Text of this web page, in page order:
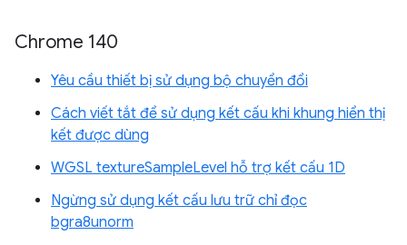
Chrome 140
Yêu cầu thiết bị sử dụng bộ chuyển đổi
Cách viết tắt để sử dụng kết cấu khi khung hiển thị
kết được dùng
WGSL textureSampleLevel hỗ trợ kết cấu 1D
Ngừng sử dụng kết cấu lưu trữ chỉ đọc
bgra8unorm